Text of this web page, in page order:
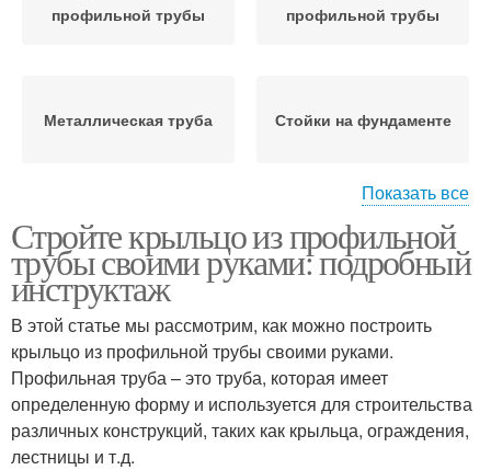
профильной трубы
профильной трубы
Металлическая труба Стойки на фундаменте
Профильная труба Труба в строительстве
Труба для
строительства
Трубы для
строительства
Показать все
Стройте крыльцо из профильной
трубы своими руками: подробный
инструктаж
В этой статье мы рассмотрим, как можно построить
крыльцо из профильной трубы своими руками.
Профильная труба – это труба, которая имеет
определенную форму и используется для строительства
различных конструкций, таких как крыльца, ограждения,
лестницы и т.д.